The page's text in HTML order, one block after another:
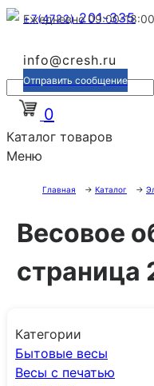
+7(4722)201-335
Ежедневно 09:00-18:00
info@cresh.ru
Отправить сообщение
0
Каталог товаров
Меню
Главная → Каталог →
Весовое
страница
Категории
Бытовые весы
Весы с печатью